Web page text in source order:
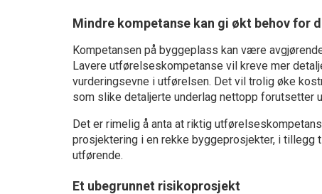
Mindre kompetanse kan gi økt behov for
Kompetansen på byggeplass kan være
Lavere utførelseskompetanse vil kreve mer
vurderingsevne i utførelsen. Det vil trolig øke
som slike detaljerte underlag nettopp
Det er rimelig å anta at riktig
prosjektering i en rekke byggeprosjekter, i tillegg
utførende.
Et ubegrunnet risikoprosjekt